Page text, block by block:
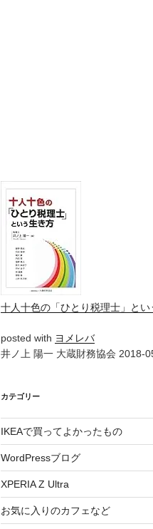
十人十色の「ひとり税理士」とい
posted with ヨメレバ
井ノ上 陽一 大蔵財務協会 2018-
カテゴリー
IKEAで買ってよかったもの
WordPressブログ
XPERIA Z Ultra
お気に入りのカフェなど